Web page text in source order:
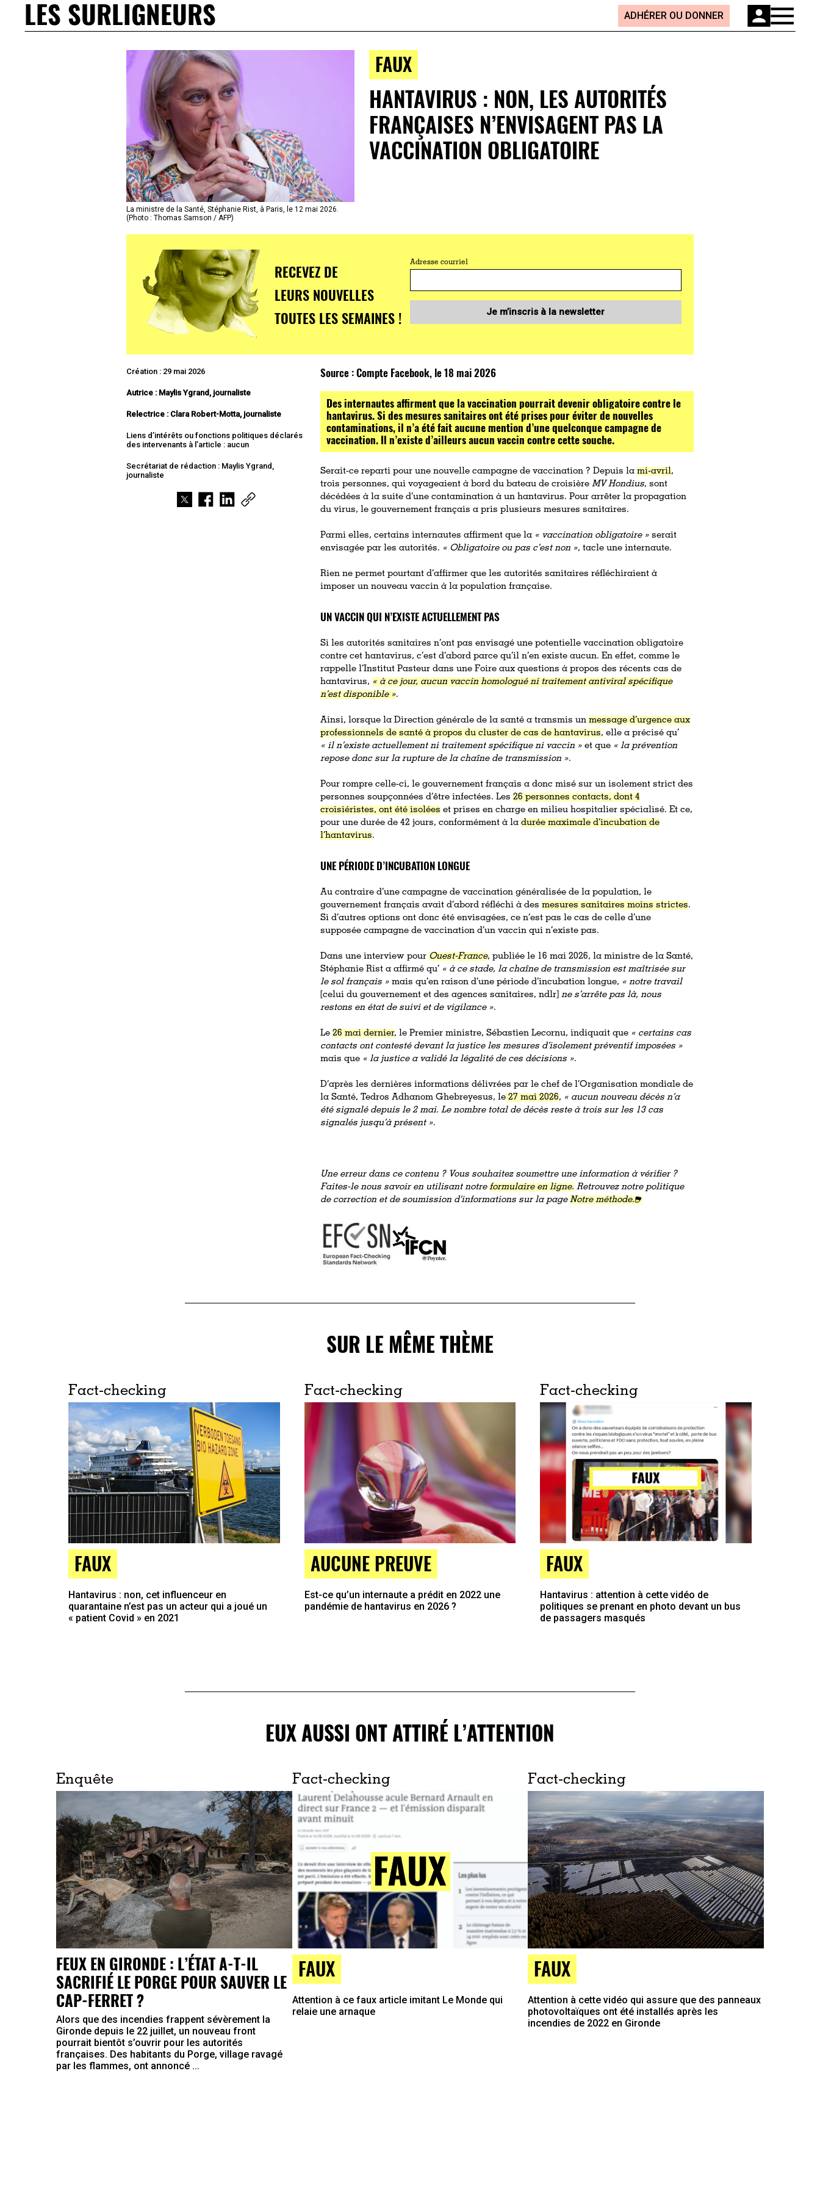
LES SURLIGNEURS ADHÉRER OU DONNER
La ministre de la Santé, Stéphanie Rist, à Paris, le 12 mai 2026.
(Photo : Thomas Samson / AFP)
FAUX
HANTAVIRUS : NON, LES AUTORITÉS
FRANÇAISES N’ENVISAGENT PAS LA
VACCINATION OBLIGATOIRE
RECEVEZ DE
LEURS NOUVELLES
TOUTES LES SEMAINES !
Adresse courriel
Je m’inscris à la newsletter
Création : 29 mai 2026
Autrice : Maylis Ygrand, journaliste
Relectrice : Clara Robert-Motta, journaliste
Liens d’intérêts ou fonctions politiques déclarés
des intervenants à l’article : aucun
Secrétariat de rédaction : Maylis Ygrand,
journaliste
Source :Compte Facebook, le 18 mai 2026
Des internautes affirment que la vaccination pourrait devenir obligatoire contre le
hantavirus. Si des mesures sanitaires ont été prises pour éviter de nouvelles
contaminations, il n’a été fait aucune mention d’une quelconque campagne de
vaccination. Il n’existe d’ailleurs aucun vaccin contre cette souche.
Serait-ce reparti pour une nouvelle campagne de vaccination ? Depuis lami-avril,
trois personnes, qui voyageaient à bord du bateau de croisièreMV Hondius, sont
décédées à la suite d’une contamination à un hantavirus. Pour arrêter la propagation
du virus, le gouvernement français a pris plusieurs mesures sanitaires.
Parmi elles, certains internautes affirment que la « vaccination obligatoire » serait
envisagée par les autorités. « Obligatoire ou pas c’est non », tacle une internaute.
Rien ne permet pourtant d’affirmer que les autorités sanitaires réfléchiraient à
imposer un nouveau vaccin à la population française.
UN VACCIN QUI N’EXISTE ACTUELLEMENT PAS
Si les autorités sanitaires n’ont pas envisagé une potentielle vaccination obligatoire
contre cet hantavirus, c’est d’abord parce qu’il n’en existe aucun. En effet, comme le
rappelle l’Institut Pasteur dans une Foire aux questions à propos des récents cas de
hantavirus, « à ce jour, aucun vaccin homologué ni traitement antiviral spécifique
n’est disponible ».
Ainsi, lorsque la Direction générale de la santé a transmis unmessage d’urgence aux
professionnels de santé à propos du cluster de cas de hantavirus, elle a précisé qu’
« il n’existe actuellement ni traitement spécifique ni vaccin » et que « la prévention
repose donc sur la rupture de la chaîne de transmission ».
Pour rompre celle-ci, le gouvernement français a donc misé sur un isolement strict des
personnes soupçonnées d’être infectées. Les26 personnes contacts, dont 4
croisiéristes, ont été isolées et prises en charge en milieu hospitalier spécialisé. Et ce,
pour une durée de 42 jours, conformément à ladurée maximale d’incubation de
l’hantavirus.
UNE PÉRIODE D’INCUBATION LONGUE
Au contraire d’une campagne de vaccination généralisée de la population, le
gouvernement français avait d’abord réfléchi à desmesures sanitaires moins strictes.
Si d’autres options ont donc été envisagées, ce n’est pas le cas de celle d’une
supposée campagne de vaccination d’un vaccin qui n’existe pas.
Dans une interview pour Ouest-France, publiée le 16 mai 2026, la ministre de la Santé,
Stéphanie Rist a affirmé qu’ « à ce stade, la chaîne de transmission est maîtrisée sur
le sol français » mais qu’en raison d’une période d’incubation longue, « notre travail
[celui du gouvernement et des agences sanitaires, ndlr]ne s’arrête pas là, nous
restons en état de suivi et de vigilance ».
Le26 mai dernier, le Premier ministre, Sébastien Lecornu, indiquait que « certains cas
contacts ont contesté devant la justice les mesures d’isolement préventif imposées »
mais que « la justice a validé la légalité de ces décisions ».
D’après les dernières informations délivrées par le chef de l’Organisation mondiale de
la Santé, Tedros Adhanom Ghebreyesus, le 27 mai 2026, « aucun nouveau décès n’a
été signalé depuis le 2 mai. Le nombre total de décès reste à trois sur les 13 cas
signalés jusqu’à présent ».
Une erreur dans ce contenu ? Vous souhaitez soumettre une information à vérifier ?
Faites-le nous savoir en utilisant notreformulaire en ligne. Retrouvez notre politique
de correction et de soumission d'informations sur la pageNotre méthode.
SUR LE MÊME THÈME
Fact-checking
FAUX
Hantavirus : non, cet influenceur en
quarantaine n’est pas un acteur qui a joué un
« patient Covid » en 2021
Fact-checking
AUCUNE PREUVE
Est-ce qu’un internaute a prédit en 2022 une
pandémie de hantavirus en 2026 ?
Fact-checking
FAUX
Hantavirus : attention à cette vidéo de
politiques se prenant en photo devant un bus
de passagers masqués
EUX AUSSI ONT ATTIRÉ L’ATTENTION
Enquête
FEUX EN GIRONDE : L’ÉTAT A-T-IL
SACRIFIÉ LE PORGE POUR SAUVER LE
CAP-FERRET ?
Alors que des incendies frappent sévèrement la
Gironde depuis le 22 juillet, un nouveau front
pourrait bientôt s’ouvrir pour les autorités
françaises. Des habitants du Porge, village ravagé
par les flammes, ont annoncé ...
Fact-checking
FAUX
Attention à ce faux article imitant Le Monde qui
relaie une arnaque
Fact-checking
FAUX
Attention à cette vidéo qui assure que des panneaux
photovoltaïques ont été installés après les
incendies de 2022 en Gironde